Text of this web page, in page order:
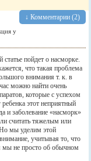
↓ Комментарии (2)
у
статье пойдет о насморке.
что такая проблема
внимания т. к. в
можно найти очень
которые с успехом
этот неприятный
и заболевание «насморк»
считать тяжелым или
мы уделим этой
учитывая то, что
мы не просто об обычном